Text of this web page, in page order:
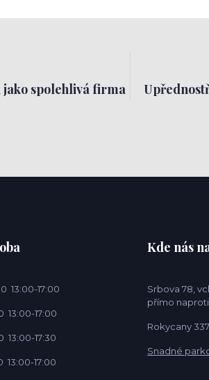
jako spolehlivá firma
13:00-17:00
13:00-17:00
13:00-17:30
13:00-17:00
Kde nás
Srbova 78,
přímo
Rokycany 337
Snadné